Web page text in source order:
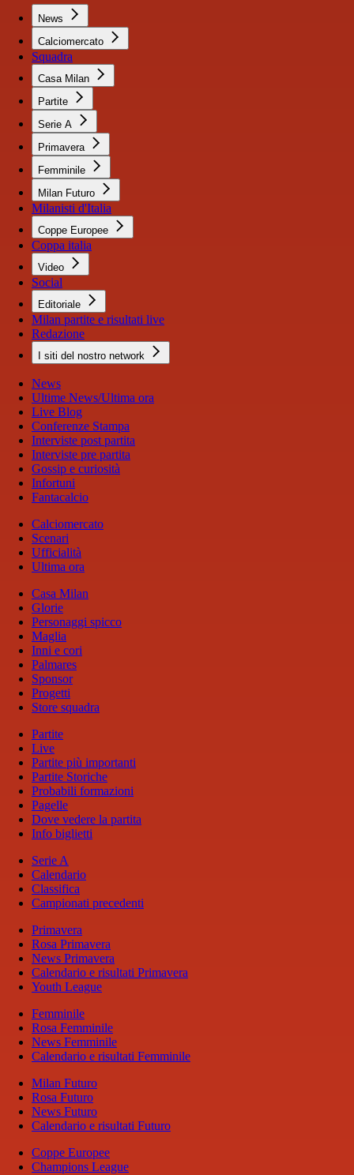
News
Calciomercato
Squadra
Casa Milan
Partite
Serie A
Primavera
Femminile
Milan Futuro
Milanisti d'Italia
Coppe Europee
Coppa italia
Video
Social
Editoriale
Milan partite e risultati live
Redazione
I siti del nostro network
News
Ultime News/Ultima ora
Live Blog
Conferenze Stampa
Interviste post partita
Interviste pre partita
Gossip e curiosità
Infortuni
Fantacalcio
Calciomercato
Scenari
Ufficialità
Ultima ora
Casa Milan
Glorie
Personaggi spicco
Maglia
Inni e cori
Palmares
Sponsor
Progetti
Store squadra
Partite
Live
Partite più importanti
Partite Storiche
Probabili formazioni
Pagelle
Dove vedere la partita
Info biglietti
Serie A
Calendario
Classifica
Campionati precedenti
Primavera
Rosa Primavera
News Primavera
Calendario e risultati Primavera
Youth League
Femminile
Rosa Femminile
News Femminile
Calendario e risultati Femminile
Milan Futuro
Rosa Futuro
News Futuro
Calendario e risultati Futuro
Coppe Europee
Champions League